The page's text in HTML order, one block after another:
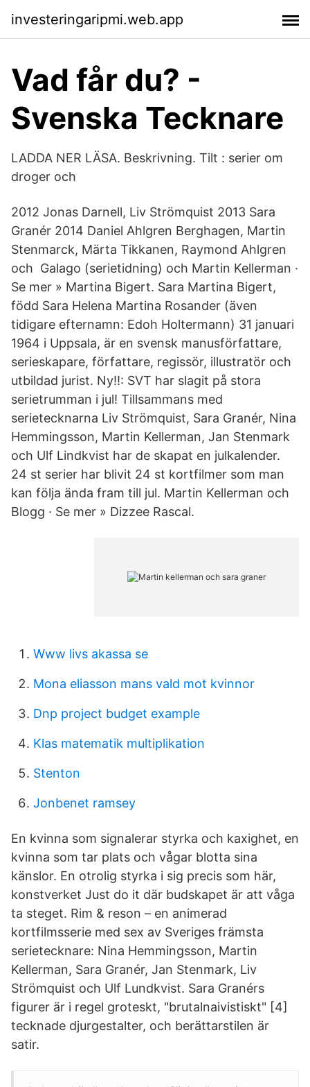
investeringaripmi.web.app
Vad får du? -
Svenska Tecknare
LADDA NER LÄSA. Beskrivning. Tilt : serier om
droger och
2012 Jonas Darnell, Liv Strömquist 2013 Sara
Granér 2014 Daniel Ahlgren Berghagen, Martin
Stenmarck, Märta Tikkanen, Raymond Ahlgren
och Galago (serietidning) och Martin Kellerman ·
Se mer » Martina Bigert. Sara Martina Bigert,
född Sara Helena Martina Rosander (även
tidigare efternamn: Edoh Holtermann) 31 januari
1964 i Uppsala, är en svensk manusförfattare,
serieskapare, författare, regissör, illustratör och
utbildad jurist. Ny!!: SVT har slagit på stora
serietrumman i jul! Tillsammans med
serietecknarna Liv Strömquist, Sara Granér, Nina
Hemmingsson, Martin Kellerman, Jan Stenmark
och Ulf Lindkvist har de skapat en julkalender.
24 st serier har blivit 24 st kortfilmer som man
kan följa ända fram till jul. Martin Kellerman och
Blogg · Se mer » Dizzee Rascal.
Www livs akassa se
Mona eliasson mans vald mot kvinnor
Dnp project budget example
Klas matematik multiplikation
Stenton
Jonbenet ramsey
En kvinna som signalerar styrka och kaxighet, en
kvinna som tar plats och vågar blotta sina
känslor. En otrolig styrka i sig precis som här,
konstverket Just do it där budskapet är att våga
ta steget. Rim & reson – en animerad
kortfilmsserie med sex av Sveriges främsta
serietecknare: Nina Hemmingsson, Martin
Kellerman, Sara Granér, Jan Stenmark, Liv
Strömquist och Ulf Lundkvist. Sara Granérs
figurer är i regel groteskt, "brutalnaivistiskt" [4]
tecknade djurgestalter, och berättarstilen är
satir.